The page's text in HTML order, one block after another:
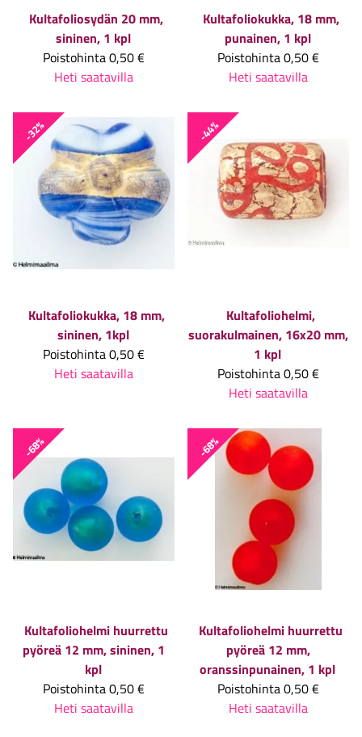
Kultafoliosydän 20 mm,
sininen, 1 kpl
Poistohinta0,50 €
Heti saatavilla
Kultafoliokukka, 18 mm,
punainen, 1 kpl
Poistohinta0,50 €
Heti saatavilla
-32%
Kultafoliokukka, 18 mm,
sininen, 1kpl
Poistohinta0,50 €
Heti saatavilla
-44%
Kultafoliohelmi,
suorakulmainen, 16x20 mm,
1 kpl
Poistohinta0,50 €
Heti saatavilla
-68%
Kultafoliohelmi huurrettu
pyöreä 12 mm, sininen, 1
kpl
Poistohinta0,50 €
Heti saatavilla
-68%
Kultafoliohelmi huurrettu
pyöreä 12 mm,
oranssinpunainen, 1 kpl
Poistohinta0,50 €
Heti saatavilla